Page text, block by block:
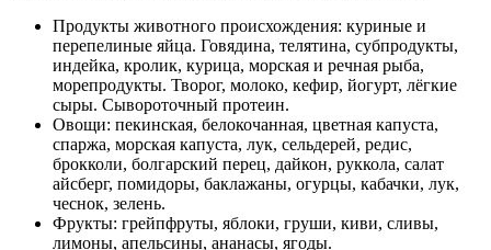
Продукты животного происхождения: куриные и
перепелиные яйца. Говядина, телятина, субпродукты,
индейка, кролик, курица, морская и речная рыба,
морепродукты. Творог, молоко, кефир, йогурт, лёгкие
сыры. Сывороточный протеин.
Овощи: пекинская, белокочанная, цветная капуста,
спаржа, морская капуста, лук, сельдерей, редис,
брокколи, болгарский перец, дайкон, руккола, салат
айсберг, помидоры, баклажаны, огурцы, кабачки, лук,
чеснок, зелень.
Фрукты: грейпфруты, яблоки, груши, киви, сливы,
лимоны, апельсины, ананасы, ягоды.